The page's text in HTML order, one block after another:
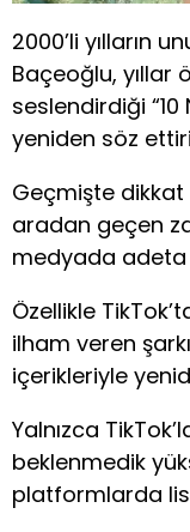
2000’li yılların
Baçeoğlu, yıllar
seslendirdiği “10
yeniden söz
Geçmişte dikkat
aradan geçen
medyada adeta
Özellikle
ilham veren
içerikleriyle
Yalnızca
beklenmedik
platformlarda